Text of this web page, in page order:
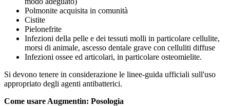
Polmonite acquisita in comunità
Cistite
Pielonefrite
Infezioni della pelle e dei tessuti molli in particolare cellulite,
morsi di animale, ascesso dentale grave con celluliti diffuse
Infezioni ossee ed articolari, in particolare osteomielite.
Si devono tenere in considerazione le linee-guida ufficiali sull'uso
appropriato degli agenti antibatterici.
Come usare Augmentin: Posologia